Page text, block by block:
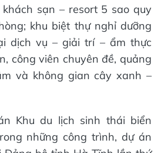
sạn – resort 5 sao quy
khu biệt thự nghỉ dưỡng
dịch vụ – giải trí – ẩm thực
công viên chuyên đề, quảng
và không gian cây xanh –
Khu du lịch sinh thái biển
những công trình, dự án